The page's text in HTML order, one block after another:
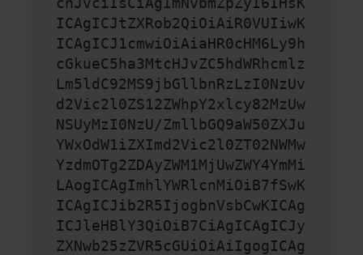
ICAgICJtZXRob2QiOiAiR0VUIiwK
ICAgICJ1cmwiOiAiaHR0cHM6Ly9h
cGkueC5ha3MtcHJvZC5hdWRhcmlz
Lm5ldC92MS9jbGllbnRzLzI0NzUv
d2Vic2l0ZS12ZWhpY2xlcy82MzUw
NSUyMzI0NzU/ZmllbGQ9aW50ZXJu
YWxOdW1iZXImd2Vic2l0ZT02NWMw
YzdmOTg2ZDAyZWM1MjUwZWY4YmMi
LAogICAgImhlYWRlcnMiOiB7fSwK
ICAgICJib2R5IjogbnVsbCwKICAg
ICJleHBlY3QiOiB7CiAgICAgICJy
ZXNwb25zZVR5cGUiOiAiIgogICAg